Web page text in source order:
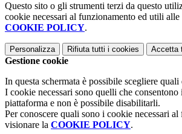
Questo sito o gli strumenti terzi da questo
cookie necessari al funzionamento ed utili
COOKIE POLICY.
Personalizza Rifiuta tutti i cookies Accetta
Gestione cookie
In questa schermata è possibile scegliere
I cookie necessari sono quelli che
piattaforma e non è possibile disabilitarli.
Per conoscere quali sono i cookie necessari
visionare la COOKIE POLICY.